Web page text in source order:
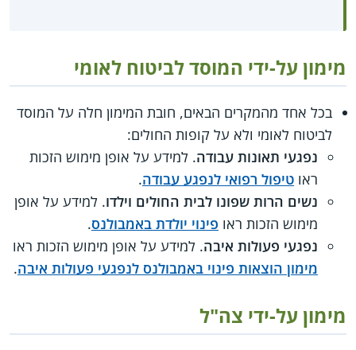
מימון על-ידי המוסד לביטוח לאומי
בכל אחד מהמקרים הבאים, חובת המימון חלה על המוסד
לביטוח לאומי ולא על קופות החולים:
נפגעי תאונות עבודה. למידע על אופן מימוש הזכות
ראו טיפול רפואי לנפגע עבודה.
נשים הרות שפונו לבית החולים וילדו. למידע על אופן
מימוש הזכות ראו פינוי יולדת באמבולנס.
נפגעי פעולות איבה. למידע על אופן מימוש הזכות ראו
מימון הוצאות פינוי באמבולנס לנפגעי פעולות איבה.
מימון על-ידי צה"ל